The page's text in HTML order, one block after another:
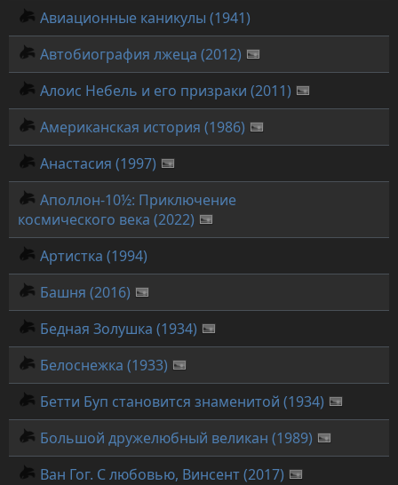
Авиационные каникулы (1941)
Автобиография лжеца (2012)
Алоис Небель и его призраки (2011)
Американская история (1986)
Анастасия (1997)
Аполлон-10½: Приключение
космического века (2022)
Артистка (1994)
Башня (2016)
Бедная Золушка (1934)
Белоснежка (1933)
Бетти Буп становится знаменитой (1934)
Большой дружелюбный великан (1989)
Ван Гог. С любовью, Винсент (2017)